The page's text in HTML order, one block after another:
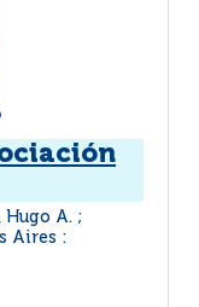
Hugo A. ;
Aires :